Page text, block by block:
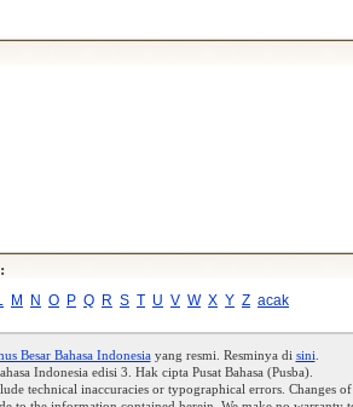
M N O P Q R S T U V W X Y Z acak
Besar Bahasa Indonesiayang resmi. Resminya di sini
Indonesia edisi 3. Hak cipta Pusat Bahasa (Pusba).
technical inaccuracies or typographical errors. Changes of